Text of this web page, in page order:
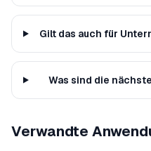
Gilt das auch für
Was sind die
Verwandte